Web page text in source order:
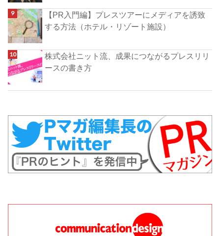
【PR入門編】プレスツアーにメディアを誘致
する方法（ホテル・リゾート施設）
株式会社ニット流、成果につながるプレスリリ
ースの書き方